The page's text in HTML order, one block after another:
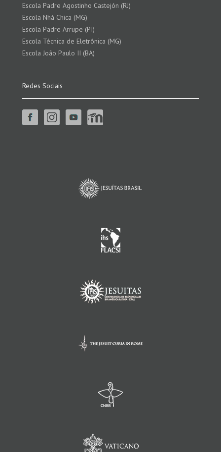
Escola Padre Agostinho Castejón (RJ)
Escola Nhá Chica (MG)
Escola Padre Arrupe (PI)
Escola Técnica de Eletrônica (MG)
Escola João Paulo II (BA)
Redes Sociais